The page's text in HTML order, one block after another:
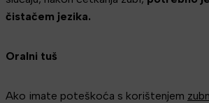
čistačem jezika.
Oralni tuš
Ako imate poteškoća s korištenjem